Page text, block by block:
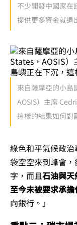
不少開發中國家在
提供更多資金就
來自薩摩亞的小
AOSIS）主席
這樣的結果如何對
綠色和平氣候政
袋空空來到峰會
字，而且石油與天
至今未被要求承
向銀行。」